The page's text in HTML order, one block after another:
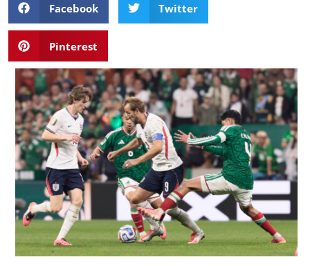
Facebook Twitter
Pinterest